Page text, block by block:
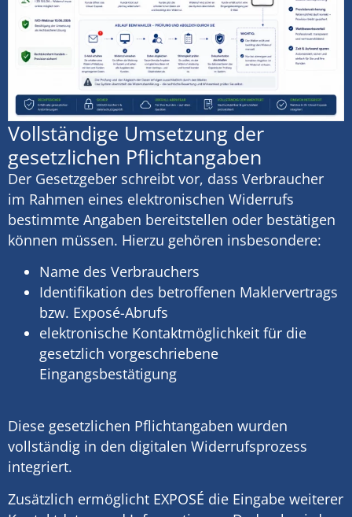
Vollständige Umsetzung der
gesetzlichen Pflichtangaben
Der Gesetzgeber schreibt vor, dass Verbraucher
im Rahmen eines elektronischen Widerrufs
bestimmte Angaben bereitstellen oder bestätigen
können müssen. Hierzu gehören insbesondere:
Name des Verbrauchers
Identifikation des betroffenen Maklervertrags
bzw. Exposé-Abrufs
elektronische Kontaktmöglichkeit für die
gesetzlich vorgeschriebene
Eingangsbestätigung
Diese gesetzlichen Pflichtangaben wurden
vollständig in den digitalen Widerrufsprozess
integriert.
Zusätzlich ermöglicht EXPOSÉ die Eingabe weiterer